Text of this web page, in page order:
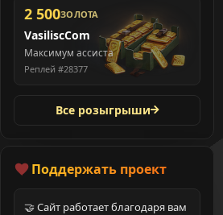
2 500ЗОЛОТА
VasiliscCom
Максимум ассиста
Реплей #28377
Все розыгрыши
Поддержать проект
🤝 Сайт работает благодаря вам